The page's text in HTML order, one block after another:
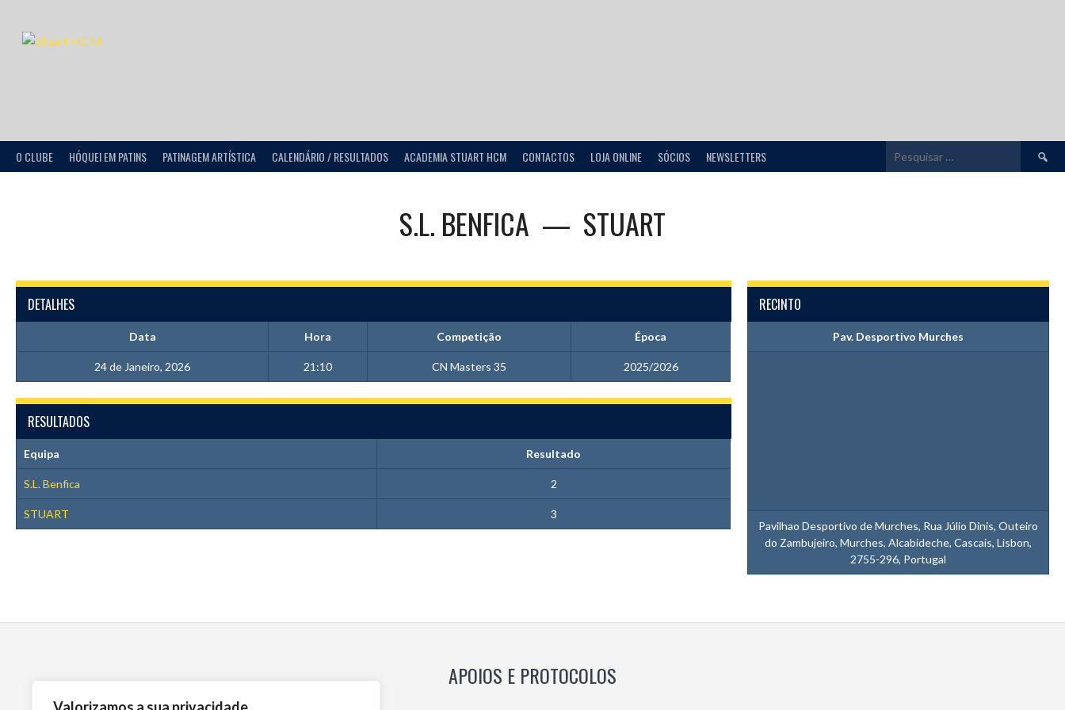
O CLUBE HÓQUEI EM PATINS PATINAGEM ARTÍSTICA CALENDÁRIO / RESULTADOS ACADEMIA STUART HCM CONTACTOS LOJA ONLINE SÓCIOS NEWSLETTERS
por:
S.L. BENFICA — STUART
DETALHES
Data Hora Competição Época
24 de Janeiro, 2026 21:10 CN Masters 35 2025/2026
RECINTO
Pav. Desportivo Murches
Pavilhao Desportivo de Murches, Rua Júlio Dinis, Outeiro
do Zambujeiro, Murches, Alcabideche, Cascais, Lisbon,
2755-296, Portugal
RESULTADOS
Equipa Resultado
S.L. Benfica 2
STUART 3
APOIOS E PROTOCOLOS